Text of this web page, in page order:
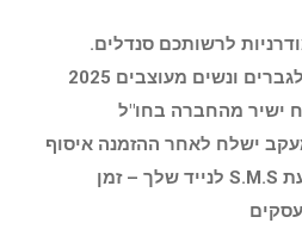
לרשותכם סנדלים.
קפקפים נעלי בית/חוף לגברים ונשים מעוצבים 2025
ישיר מהחברה בחו"ל
ישלח לאחר ההזמנה איסוף
בנקודות החלוקה בהודעת S.M.S לנייד שלך – זמן